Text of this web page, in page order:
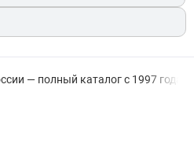
— полный каталог с 1997 года: